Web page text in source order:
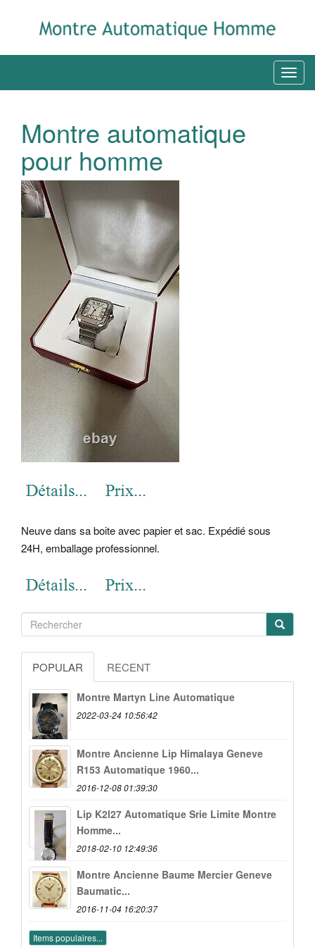
Montre automatique
pour homme
Neuve dans sa boite avec papier et sac. Expédié sous
24H, emballage professionnel.
POPULAR RECENT
Montre Martyn Line Automatique
2022-03-24 10:56:42
Montre Ancienne Lip Himalaya Geneve
R153 Automatique 1960...
2016-12-08 01:39:30
Lip K2l27 Automatique Srie Limite Montre
Homme...
2018-02-10 12:49:36
Montre Ancienne Baume Mercier Geneve
Baumatic...
2016-11-04 16:20:37
Items populaires...